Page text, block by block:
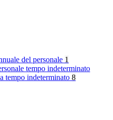
del personale 1
tempo indeterminato
tempo indeterminato 8